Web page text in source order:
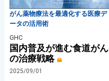
がん薬物療法を最適化する医療デ
ータの活用術
GHC
国内普及が進む食道がん
の治療戦略
2025/09/01